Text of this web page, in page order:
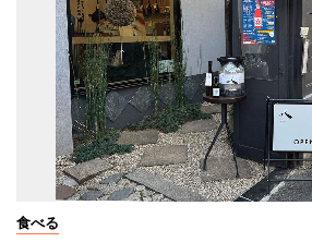
食べる